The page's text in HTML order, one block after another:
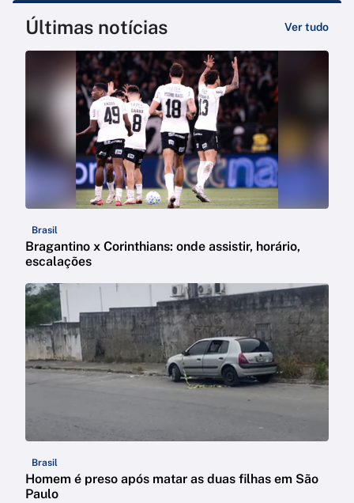
Últimas notícias Ver tudo
Brasil
Bragantino x Corinthians: onde assistir, horário,
escalações
Brasil
Homem é preso após matar as duas filhas em São
Paulo